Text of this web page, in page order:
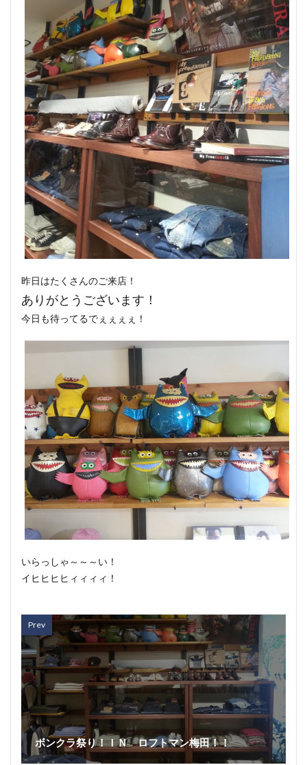
昨日はたくさんのご来店！
ありがとうございます！
今日も待ってるでぇぇぇぇ！
いらっしゃ～～～い！
イヒヒヒヒィィィィ！
Prev
ボンクラ祭り！ＩＮ ロフトマン梅田！！